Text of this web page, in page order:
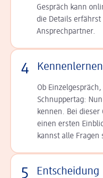
Gespräch kann
die Details er­fährst
Ansprechpartner.
4 Kennenlernen
Ob
Schnup­per­tag:
kennen. Bei dieser
einen ersten
kannst alle Fragen
5 Entscheidung